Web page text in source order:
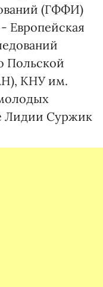
(ГФФИ)
Европейская
Польской
КНУ им.
Лидии Суржик